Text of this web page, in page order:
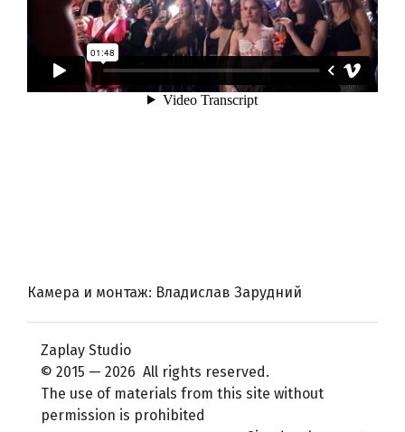
Камера и монтаж: Владислав Зарудний
Zaplay Studio
© 2015 — 2026 All rights reserved.
The use of materials from this site without
permission is prohibited